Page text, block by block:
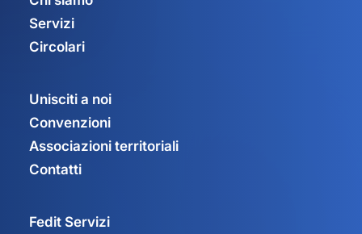
Servizi
Circolari
Unisciti a noi
Convenzioni
Associazioni territoriali
Contatti
Fedit Servizi